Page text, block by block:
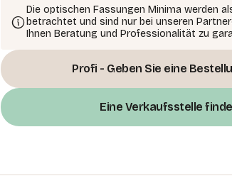
Die optischen Fassungen Minima werden
betrachtet und sind nur bei unseren
Ihnen Beratung und Professionalität zu
Profi - Geben Sie eine
Eine Verkaufsstelle